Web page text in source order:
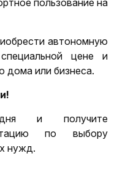
автономную
цене и
дома или бизнеса.
и получите
по выбору
нужд.